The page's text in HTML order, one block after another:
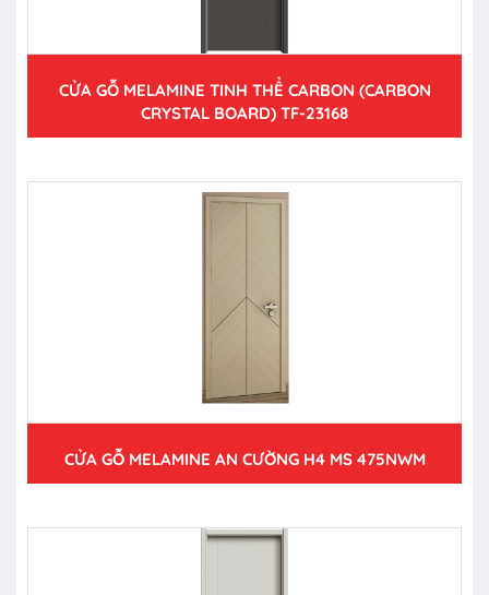
CỬA GỖ MELAMINE TINH THỂ CARBON (CARBON
CRYSTAL BOARD) TF-23168
CỬA GỖ MELAMINE AN CƯỜNG H4 MS 475NWM